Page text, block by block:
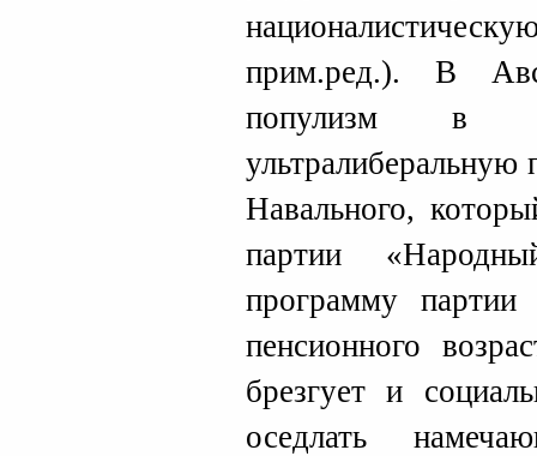
прим.ред.). В
популизм в
ультралиберальную
Навального,
партии
программу
пенсионного
брезгует и
оседлать